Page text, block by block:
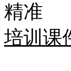
精准
培训课